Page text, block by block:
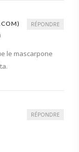
le mascarpone
RÉPONDRE
RÉPONDRE